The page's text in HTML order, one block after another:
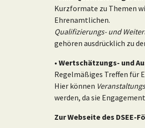
Kurzformate zu Themen
Ehrenamtlichen.
Qualifizierungs- und
gehören ausdrücklich zu
• Wertschätzungs- und
Regelmäßiges Treffen für
Hier können
werden, da sie
Zur Webseite des DSEE-